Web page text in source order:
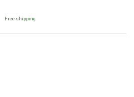
Free shipping